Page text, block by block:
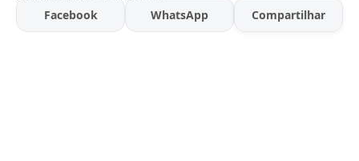
Facebook WhatsApp Compartilhar